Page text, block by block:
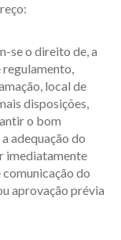
se o direito de, a
regulamento,
local de
disposições,
o bom
adequação do
imediatamente
do
aprovação prévia